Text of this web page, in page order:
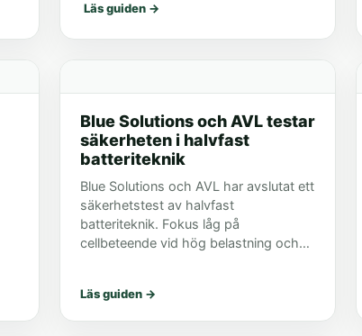
Läs guiden →
Blue Solutions och AVL testar
säkerheten i halvfast
batteriteknik
Blue Solutions och AVL har avslutat ett
säkerhetstest av halvfast
batteriteknik. Fokus låg på
cellbeteende vid hög belastning och
Läs guiden →